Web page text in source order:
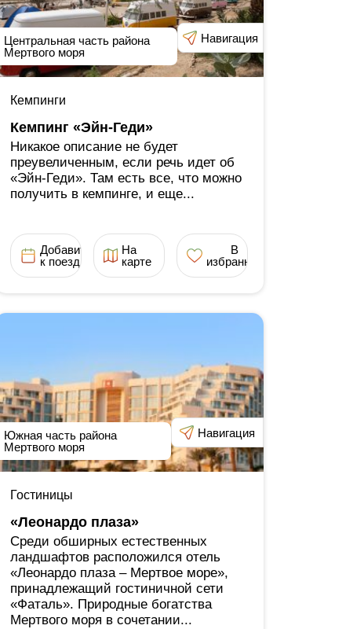
Центральная часть района
Мертвого моря
Навигация
Кемпинги
Кемпинг «Эйн-Геди»
Никакое описание не будет
преувеличенным, если речь идет об
«Эйн-Геди». Там есть все, что можно
получить в кемпинге, и еще...
Добавить
к поездке
На
карте
В
избранное
Южная часть района
Мертвого моря
Навигация
Гостиницы
«Леонардо плаза»
Среди обширных естественных
ландшафтов расположился отель
«Леонардо плаза ‒ Мертвое море»,
принадлежащий гостиничной сети
«Фаталь». Природные богатства
Мертвого моря в сочетании...